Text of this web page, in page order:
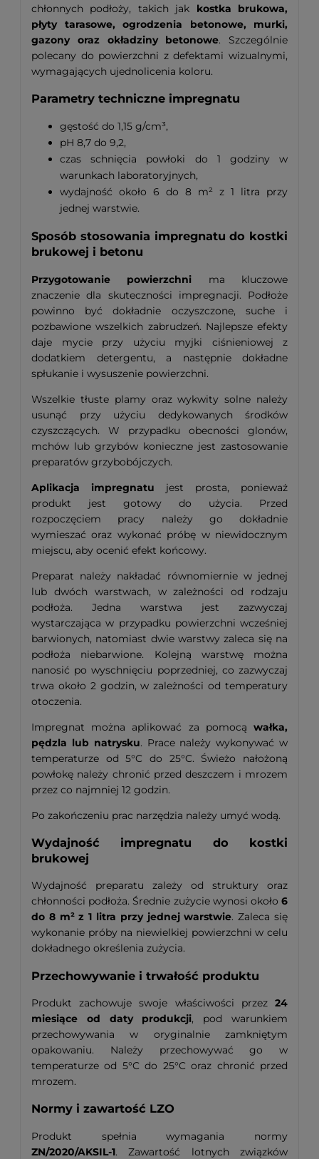
chłonnych podłoży, takich jak kostka brukowa,
płyty tarasowe, ogrodzenia betonowe, murki,
gazony oraz okładziny betonowe. Szczególnie
polecany do powierzchni z defektami wizualnymi,
wymagających ujednolicenia koloru.
Parametry techniczne impregnatu
gęstość do 1,15 g/cm³,
pH 8,7 do 9,2,
czas schnięcia powłoki do 1 godziny w
warunkach laboratoryjnych,
wydajność około 6 do 8 m² z 1 litra przy
jednej warstwie.
Sposób stosowania impregnatu do kostki
brukowej i betonu
Przygotowanie powierzchni ma kluczowe
znaczenie dla skuteczności impregnacji. Podłoże
powinno być dokładnie oczyszczone, suche i
pozbawione wszelkich zabrudzeń. Najlepsze efekty
daje mycie przy użyciu myjki ciśnieniowej z
dodatkiem detergentu, a następnie dokładne
spłukanie i wysuszenie powierzchni.
Wszelkie tłuste plamy oraz wykwity solne należy
usunąć przy użyciu dedykowanych środków
czyszczących. W przypadku obecności glonów,
mchów lub grzybów konieczne jest zastosowanie
preparatów grzybobójczych.
Aplikacja impregnatu jest prosta, ponieważ
produkt jest gotowy do użycia. Przed
rozpoczęciem pracy należy go dokładnie
wymieszać oraz wykonać próbę w niewidocznym
miejscu, aby ocenić efekt końcowy.
Preparat należy nakładać równomiernie w jednej
lub dwóch warstwach, w zależności od rodzaju
podłoża. Jedna warstwa jest zazwyczaj
wystarczająca w przypadku powierzchni wcześniej
barwionych, natomiast dwie warstwy zaleca się na
podłoża niebarwione. Kolejną warstwę można
nanosić po wyschnięciu poprzedniej, co zazwyczaj
trwa około 2 godzin, w zależności od temperatury
otoczenia.
Impregnat można aplikować za pomocą wałka,
pędzla lub natrysku. Prace należy wykonywać w
temperaturze od 5°C do 25°C. Świeżo nałożoną
powłokę należy chronić przed deszczem i mrozem
przez co najmniej 12 godzin.
Po zakończeniu prac narzędzia należy umyć wodą.
Wydajność impregnatu do kostki
brukowej
Wydajność preparatu zależy od struktury oraz
chłonności podłoża. Średnie zużycie wynosi około 6
do 8 m² z 1 litra przy jednej warstwie. Zaleca się
wykonanie próby na niewielkiej powierzchni w celu
dokładnego określenia zużycia.
Przechowywanie i trwałość produktu
Produkt zachowuje swoje właściwości przez 24
miesiące od daty produkcji, pod warunkiem
przechowywania w oryginalnie zamkniętym
opakowaniu. Należy przechowywać go w
temperaturze od 5°C do 25°C oraz chronić przed
mrozem.
Normy i zawartość LZO
Produkt spełnia wymagania normy
ZN/2020/AKSIL-1. Zawartość lotnych związków